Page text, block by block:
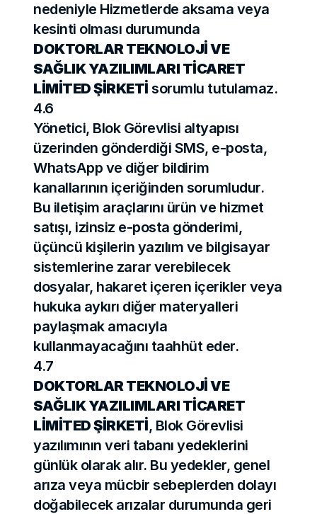
nedeniyle Hizmetlerde aksama veya
DOKTORLAR TEKNOLOJİ VE
SAĞLIK YAZILIMLARI TİCARET
LİMİTED ŞİRKETİ sorumlu tutulamaz.
4.6
Yönetici, Blok Görevlisi altyapısı
üzerinden gönderdiği SMS, e-posta,
WhatsApp ve diğer bildirim
kanallarının içeriğinden sorumludur.
Bu iletişim araçlarını ürün ve hizmet
satışı, izinsiz e-posta gönderimi,
üçüncü kişilerin yazılım ve bilgisayar
sistemlerine zarar verebilecek
dosyalar, hakaret içeren içerikler veya
hukuka aykırı diğer materyalleri
paylaşmak amacıyla
kullanmayacağını taahhüt eder.
4.7
DOKTORLAR TEKNOLOJİ VE
SAĞLIK YAZILIMLARI TİCARET
LİMİTED ŞİRKETİ, Blok Görevlisi
yazılımının veri tabanı yedeklerini
günlük olarak alır. Bu yedekler, genel
arıza veya mücbir sebeplerden dolayı
doğabilecek arızalar durumunda geri